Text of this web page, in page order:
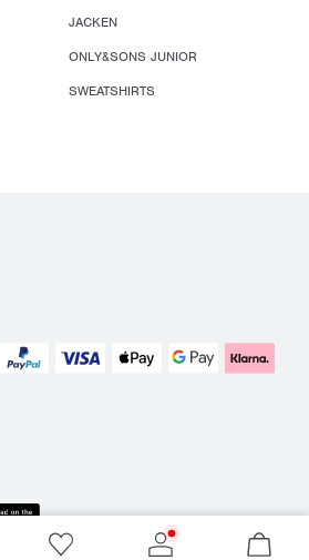
JACKEN
ONLY&SONS JUNIOR
SWEATSHIRTS